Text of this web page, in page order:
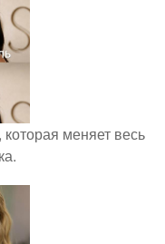
меняет весь